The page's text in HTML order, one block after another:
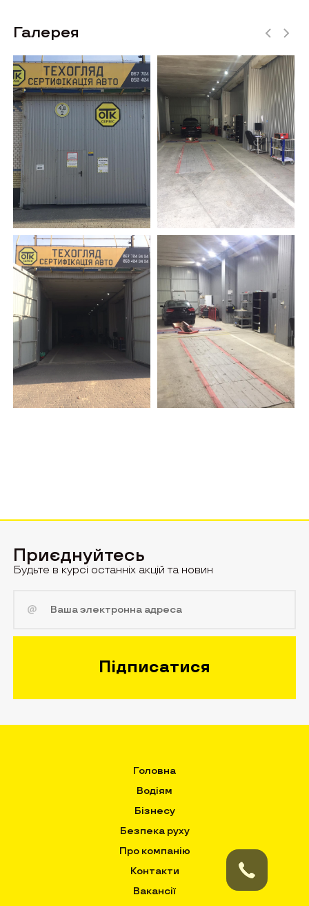
Галерея
Приєднуйтесь
Будьте в курсі останніх акцій та новин
Головна
Водіям
Бізнесу
Безпека руху
Про компанію
Контакти
Вакансії